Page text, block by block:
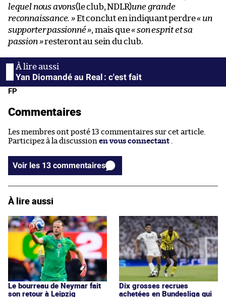
lequel nous avons(le club, NDLR)une grande
reconnaissance. »Et conclut en indiquant perdre« un
supporter passionné », mais que« son esprit et sa
passion »resteront au sein du club.
Yan Diomandé au Real : c'est fait
FP
Commentaires
Les membres ont posté 13 commentaires sur cet article.
Participez à la discussion en vous connectant
Voir les 13 commentaires
À lire aussi
Le bourreau de Neymar fait
son retour à Leipzig
Dix grosses recrues
achetées en Bundesliga qui